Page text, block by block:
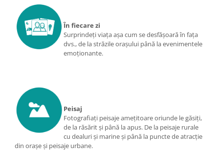
Acumulatori Foto
Acumulatori AA/AAA (R6/R3)) si
incarcatoare
Baterii
Tablete grafice
Adaptoare pentru convertoare sau
filtre
Alimentatoare 220V
În fiecare zi
Surprindeţi viaţa aşa cum se desfăşoară în faţa
dvs., de la străzile oraşului până la evenimentele
emoţionante.
Peisaj
Fotografiaţi peisaje ameţitoare oriunde le găsiţi,
de la răsărit şi până la apus. De la peisaje rurale
cu dealuri şi marine şi până la puncte de atracţie
din oraşe şi peisaje urbane.